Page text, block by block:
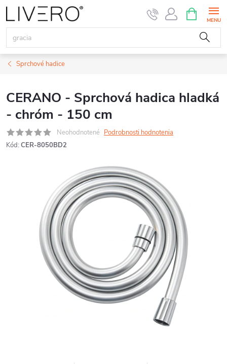
Prejsť
na
obsah
KOŠÍK
Sprchové hadice
CERANO - Sprchová hadica hladká
- chróm - 150 cm
Neohodnotené Podrobnosti hodnotenia
Kód: CER-8050BD2